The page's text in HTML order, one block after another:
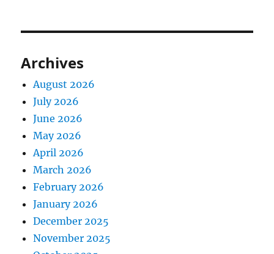
Archives
August 2026
July 2026
June 2026
May 2026
April 2026
March 2026
February 2026
January 2026
December 2025
November 2025